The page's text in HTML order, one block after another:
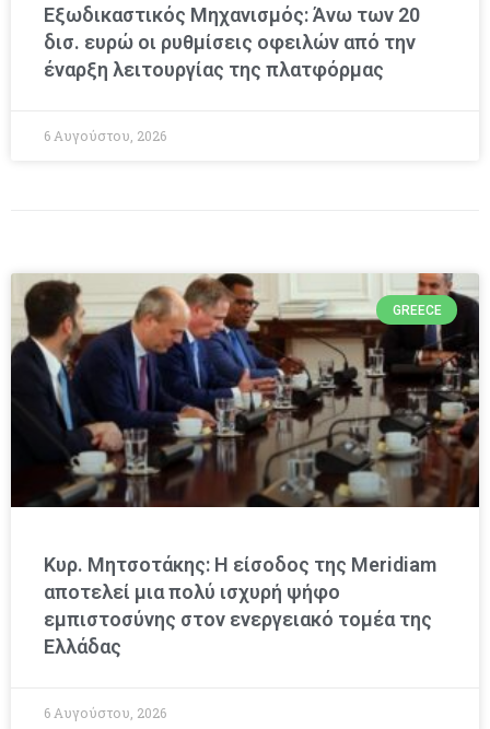
Εξωδικαστικός Μηχανισμός: Άνω των 20
δισ. ευρώ οι ρυθμίσεις οφειλών από την
έναρξη λειτουργίας της πλατφόρμας
6 Αυγούστου, 2026
GREECE
Κυρ. Μητσοτάκης: Η είσοδος της Meridiam
αποτελεί μια πολύ ισχυρή ψήφο
εμπιστοσύνης στον ενεργειακό τομέα της
Ελλάδας
6 Αυγούστου, 2026